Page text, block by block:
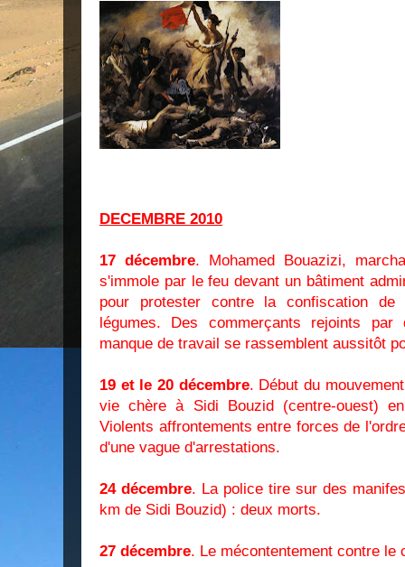
DECEMBRE 2010
17 décembre. Mohamed Bouazizi,
s'immole par le feu devant un bâtiment
pour protester contre la confiscation
légumes. Des commerçants rejoints
manque de travail se rassemblent aussitôt
19 et le 20 décembre. Début du
vie chère à Sidi Bouzid (centre-ouest)
Violents affrontements entre forces de
d'une vague d'arrestations.
24 décembre. La police tire sur des
km de Sidi Bouzid) : deux morts.
27 décembre. Le mécontentement contre le